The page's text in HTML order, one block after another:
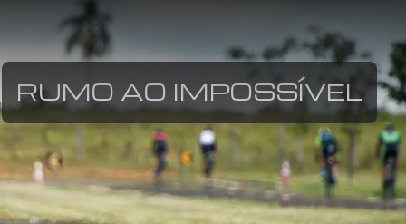
RUMO AO IMPOSSÍVEL